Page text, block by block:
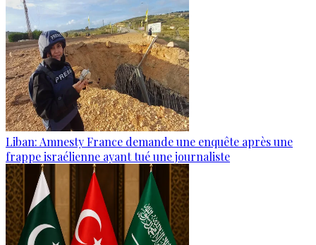
Liban: Amnesty France demande une enquête après une
frappe israélienne ayant tué une journaliste